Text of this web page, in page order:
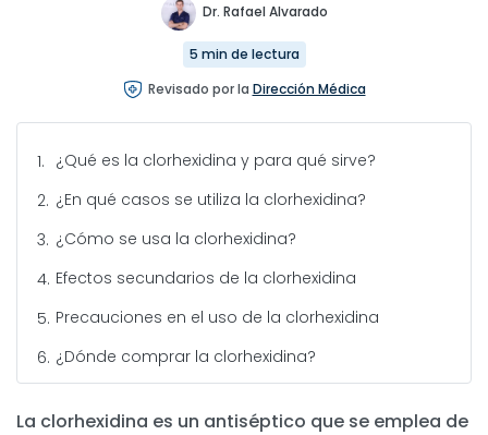
Dr. Rafael Alvarado
5 min de lectura
Revisado por la Dirección Médica
¿Qué es la clorhexidina y para qué sirve?
¿En qué casos se utiliza la clorhexidina?
¿Cómo se usa la clorhexidina?
Efectos secundarios de la clorhexidina
Precauciones en el uso de la clorhexidina
¿Dónde comprar la clorhexidina?
La clorhexidina es un antiséptico que se emplea de